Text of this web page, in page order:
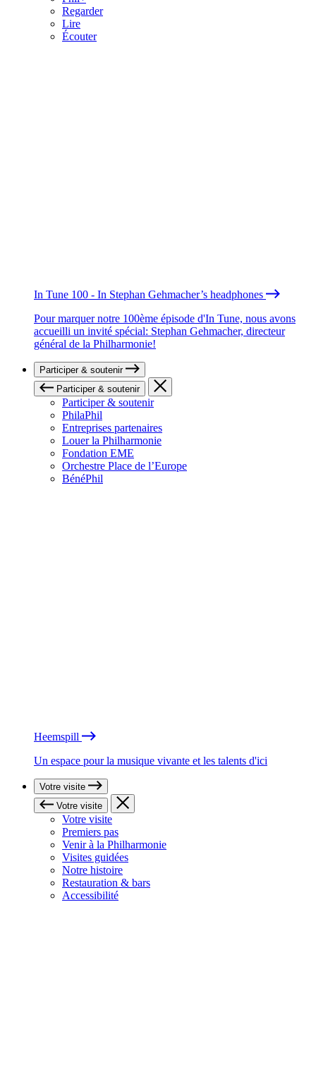
Regarder
Lire
Écouter
In Tune 100 - In Stephan Gehmacher’s headphones
Pour marquer notre 100ème épisode d'In Tune, nous avons
accueilli un invité spécial: Stephan Gehmacher, directeur
général de la Philharmonie!
Participer & soutenir
Participer & soutenir
Participer & soutenir
PhilaPhil
Entreprises partenaires
Louer la Philharmonie
Fondation EME
Orchestre Place de l’Europe
BénéPhil
Heemspill
Un espace pour la musique vivante et les talents d'ici
Votre visite
Votre visite
Votre visite
Premiers pas
Venir à la Philharmonie
Visites guidées
Notre histoire
Restauration & bars
Accessibilité